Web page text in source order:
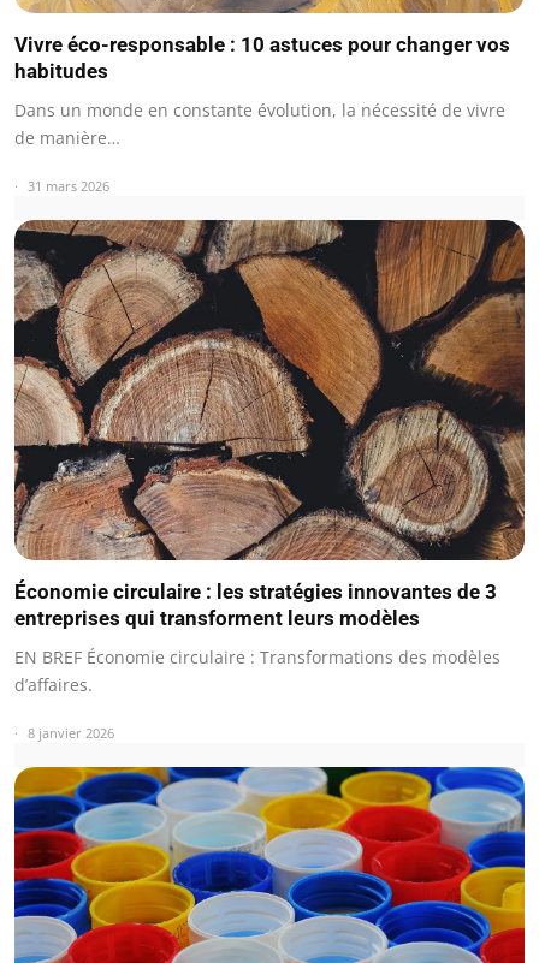
Vivre éco-responsable : 10 astuces pour changer vos
habitudes
Dans un monde en constante évolution, la nécessité de vivre
de manière…
31 mars 2026
Économie circulaire : les stratégies innovantes de 3
entreprises qui transforment leurs modèles
EN BREF Économie circulaire : Transformations des modèles
d’affaires.
8 janvier 2026